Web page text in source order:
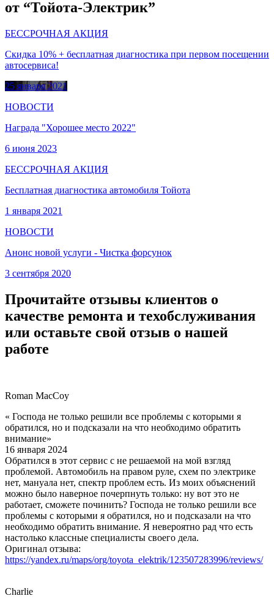
от “Тойота-Электрик”
БЕССРОЧНАЯ АКЦИЯ
Скидка 10% + бесплатная диагностика при первом посещении
автосервиса!
25 января 2021
НОВОСТИ
Награда "Хорошее место 2022"
6 июня 2023
БЕССРОЧНАЯ АКЦИЯ
Бесплатная диагностика автомобиля Тойота
1 января 2021
НОВОСТИ
Анонс новой услуги - Чистка форсунок
3 сентября 2020
Прочитайте отзывы клиентов о
качестве ремонта и техобслуживания
или оставьте свой отзыв о нашей
работе
Roman MacCoy
« Господа не только решили все проблемы с которыми я
обратился, но и подсказали на что необходимо обратить
внимание»
16 января 2024
Обратился в этот сервис с не решаемой на мой взгляд
проблемой. Автомобиль на правом руле, схем по электрике
нет, мануала нет, спектр проблем есть. Из моих объяснений
можно было наверное почерпнуть только: ну вот это не
работает, сможете починить? Господа не только решили все
проблемы с которыми я обратился, но и подсказали на что
необходимо обратить внимание. Я невероятно рад что есть
настолько классные специалисты своего дела.
Оригинал отзыва:
https://yandex.ru/maps/org/toyota_elektrik/123507283996/reviews/
Charlie